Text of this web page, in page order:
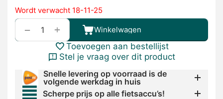
Wordt verwacht 18-11-25
+
− Winkelwagen
Toevoegen aan bestellijst
Stel je vraag over dit product
Snelle levering op voorraad is de
volgende werkdag in huis
Scherpe prijs op alle fietsaccu’s!